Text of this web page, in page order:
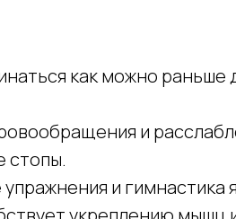
как можно
и
стопы.
и